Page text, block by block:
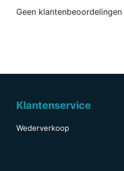
Geen
Klantenservice
Wederverkoop